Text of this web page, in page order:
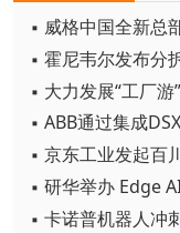
▪ 威格中国全新总
▪ 大力发展“工厂游
▪ 京东工业发起百
▪ 研华举办 Edge
▪ 卡诺普机器人冲